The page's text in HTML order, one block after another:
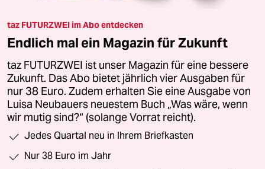
taz FUTURZWEI im Abo entdecken
Endlich mal ein Magazin für Zukunft
taz FUTURZWEI ist unser Magazin für eine bessere
Zukunft. Das Abo bietet jährlich vier Ausgaben für
nur 38 Euro. Zudem erhalten Sie eine Ausgabe von
Luisa Neubauers neuestem Buch „Was wäre, wenn
wir mutig sind?“ (solange Vorrat reicht).
Jedes Quartal neu in Ihrem Briefkasten
Nur 38 Euro im Jahr